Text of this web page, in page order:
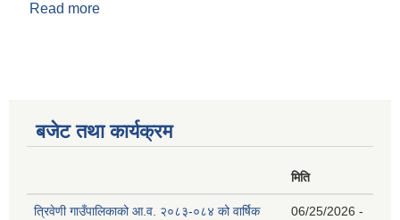
Read more
बजेट तथा कार्यक्रम
मिति
त्रिवेणी गाउँपालिकाको आ.व. २०८३-०८४ को वार्षिक
06/25/2026 -